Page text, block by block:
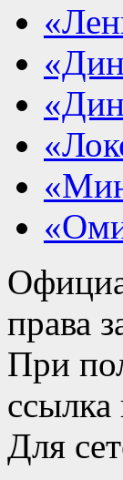
права
При
ссылка
Для